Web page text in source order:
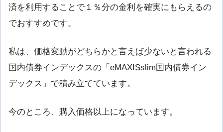
済を利用することで１％分の金利を確実にもらえるの
でおすすめです。
私は、価格変動がどちらかと言えば少ないと言われる
国内債券インデックスの「eMAXISslim国内債券イン
デックス」で積み立てています。
今のところ、購入価格以上になっています。